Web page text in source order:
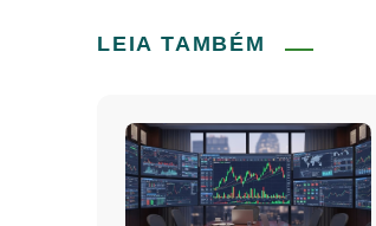
LEIA TAMBÉM